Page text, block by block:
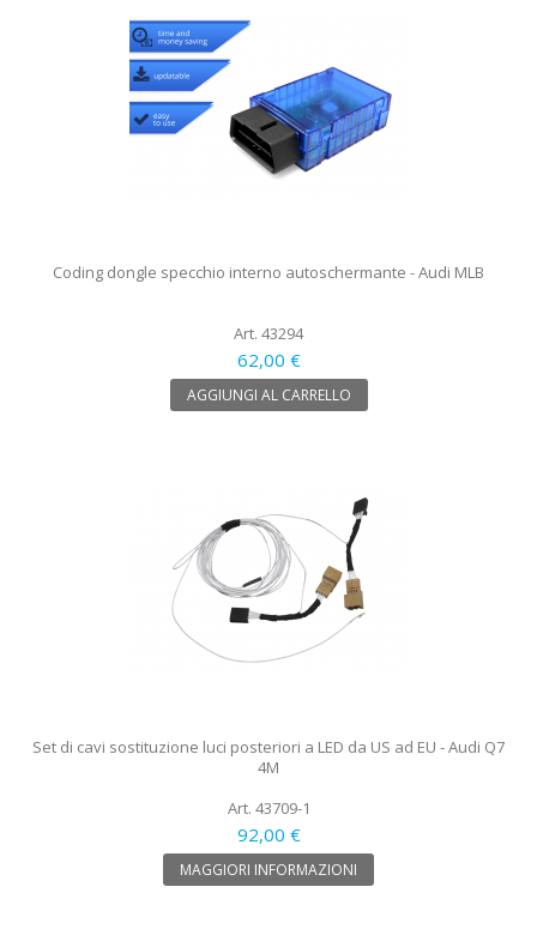
Coding dongle specchio interno autoschermante - Audi MLB
Art. 43294
62,00 €
AGGIUNGI AL CARRELLO
Set di cavi sostituzione luci posteriori a LED da US ad EU - Audi Q7
4M
Art. 43709-1
92,00 €
MAGGIORI INFORMAZIONI